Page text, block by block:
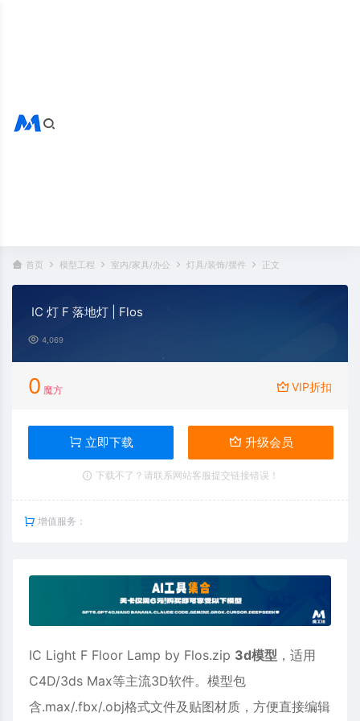
首页 模型工程 室内/家具/办公 灯具/装饰/摆件 正文
IC 灯 F 落地灯 | Flos
4,069
0 魔方 VIP折扣
立即下载 升级会员
下载不了？请联系网站客服提交链接错误！
增值服务：
IC Light F Floor Lamp by Flos.zip 3d模型 ，适用
C4D/3ds Max等主流3D软件。模型包
含.max/.fbx/.obj格式文件及贴图材质，方便直接编辑